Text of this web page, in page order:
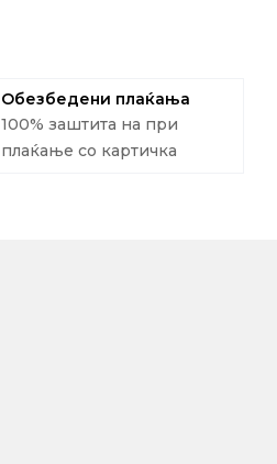
Обезбедени плаќања
100% заштита на при
плаќање со картичка